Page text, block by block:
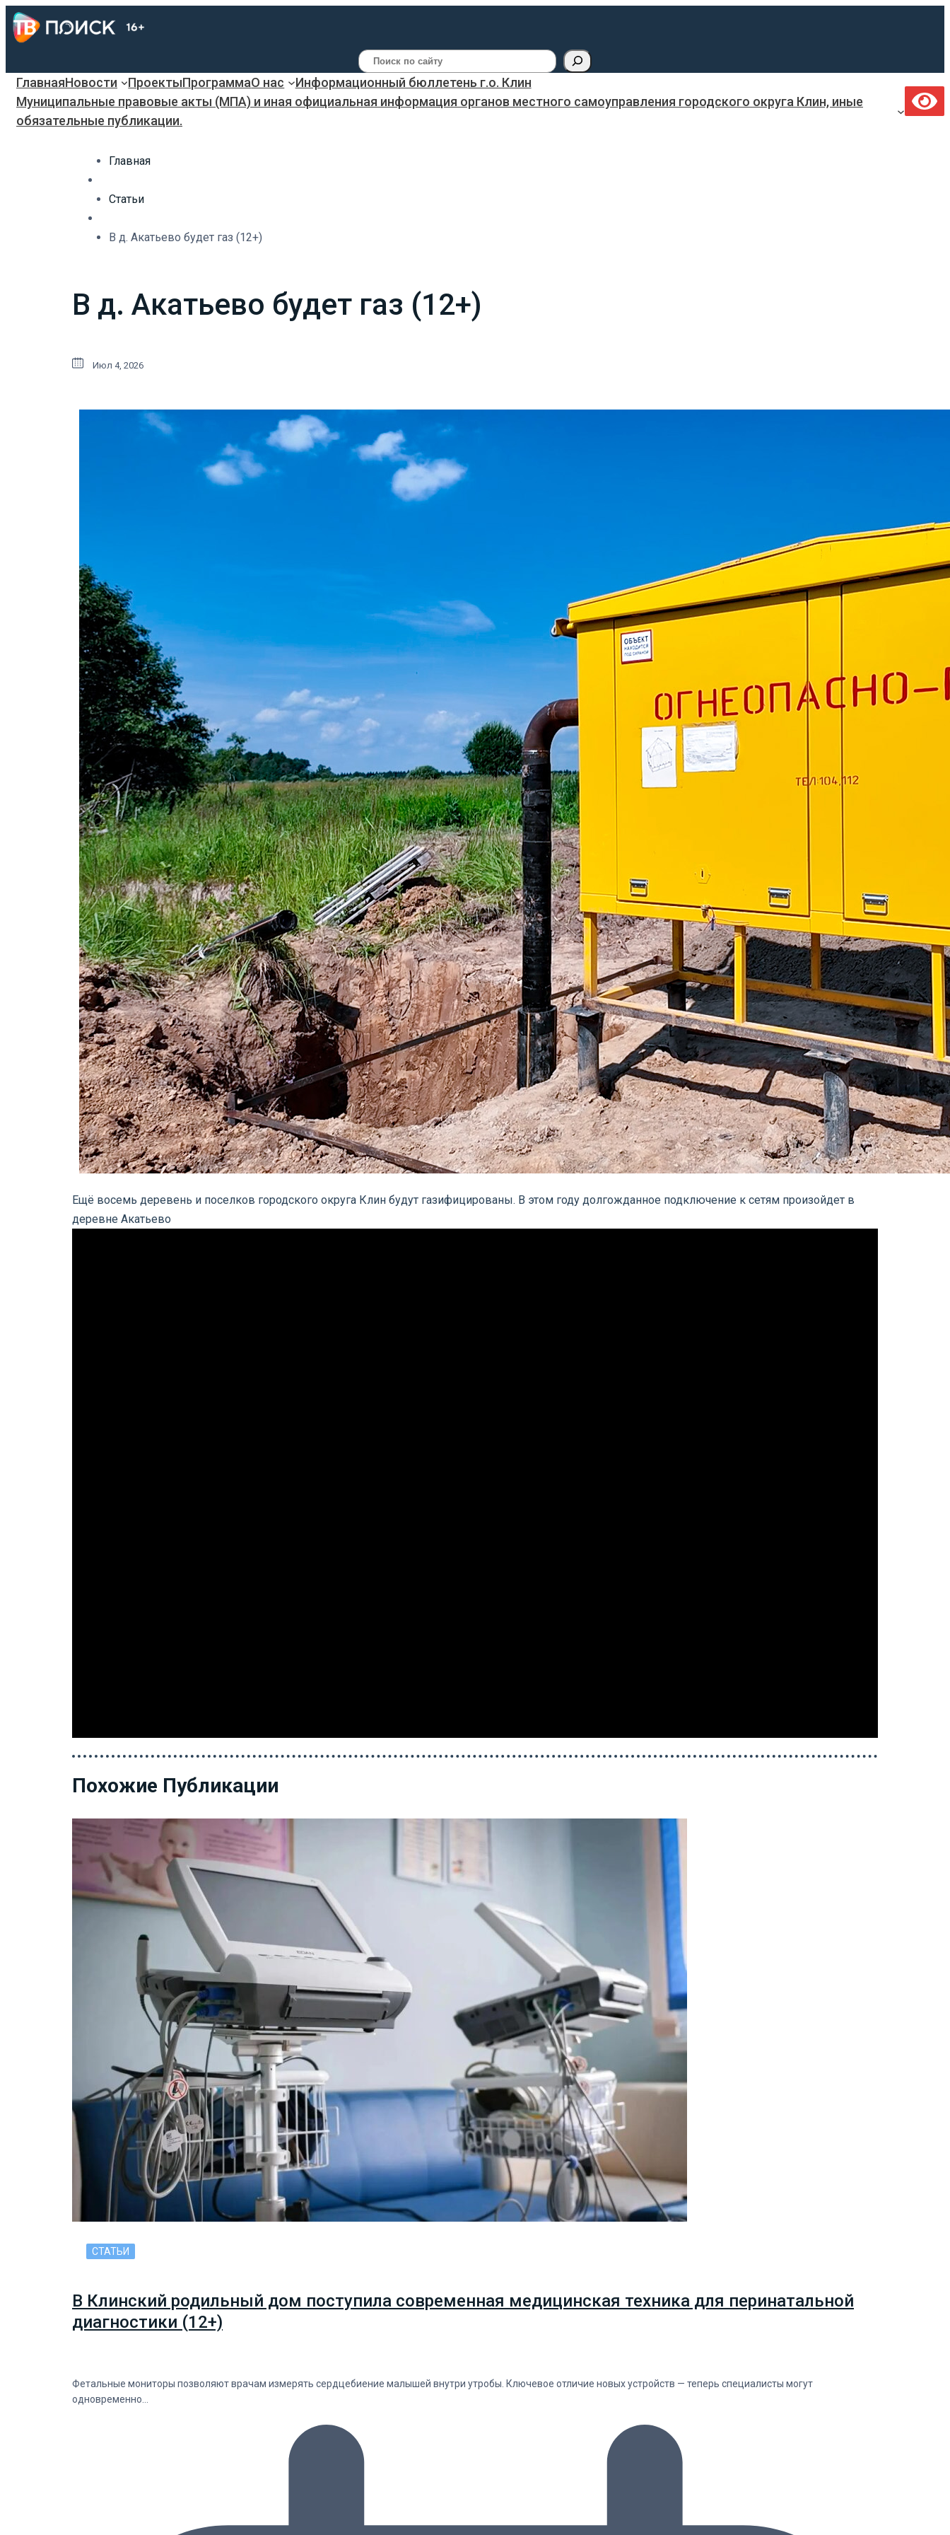
Поиск
ГлавнаяНовости ПроектыПрограммаО нас
Информационный бюллетень г.о. Клин
Муниципальные правовые акты (МПА) и иная официальная информация органов местного самоуправления городского округа Клин, иные
обязательные публикации.
Главная
Статьи
В д. Акатьево будет газ (12+)
В д. Акатьево будет газ (12+)
Июл 4, 2026
Ещё восемь деревень и поселков городского округа Клин будут газифицированы. В этом году долгожданное подключение к сетям произойдет в
деревне Акатьево
Похожие Публикации
СТАТЬИ
В Клинский родильный дом поступила современная медицинская техника для перинатальной
диагностики (12+)
Фетальные мониторы позволяют врачам измерять сердцебиение малышей внутри утробы. Ключевое отличие новых устройств — теперь специалисты могут
одновременно…